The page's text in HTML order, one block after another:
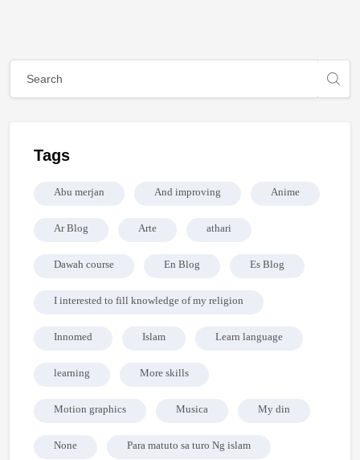
Blocks
Blocks
Skip [Cocoon] Global search (sidebar)
Tags
Abu merjan And improving
Anime
Ar Blog
Arte
athari
Dawah course
En Blog
Es Blog
I interested to fill knowledge of my religion
Innomed
Islam
Learn language
learning
More skills
Motion graphics
Musica
My din
None
Para matuto sa turo Ng islam